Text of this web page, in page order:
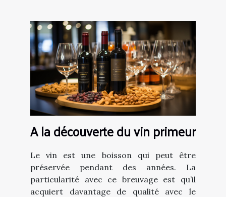
A la découverte du vin primeur
Le vin est une boisson qui peut être
préservée pendant des années. La
particularité avec ce breuvage est qu’il
acquiert davantage de qualité avec le